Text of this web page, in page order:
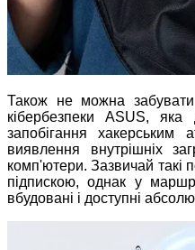
Також не можна
кібербезпеки ASUS,
запобігання хакерським
виявлення внутрішніх
комп'ютери. Зазвичай такі
підпискою, однак у
вбудовані і доступні